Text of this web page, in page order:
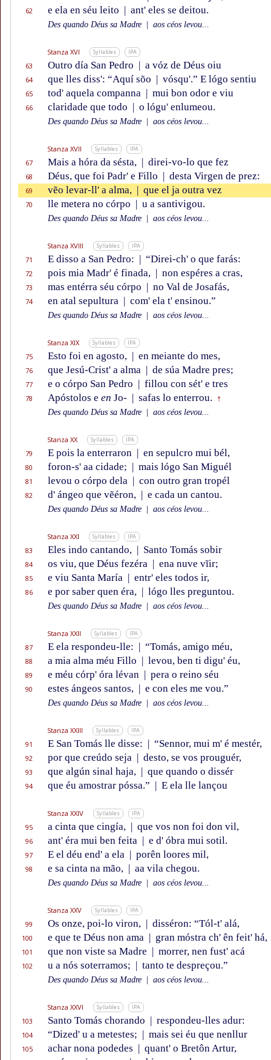
62 e ela en séu leito | ant' eles se deitou.
Des quando Déus sa Madre aos céos levou...
Stanza XVI Syllables IPA
63 Outro día San Pedro | a vóz de Déus oiu
64 que lles diss': “Aquí sõo | vósqu'.” E lógo sentiu
65 tod' aquela companna | mui bon odor e viu
66 claridade que todo | o lógu' enlumeou.
Des quando Déus sa Madre aos céos levou...
Stanza XVII Syllables IPA
67 Mais a hóra da sésta, | direi-vo-lo que fez
68 Déus, que foi Padr' e Fillo | desta Virgen de prez:
69 vẽo levar-ll' a alma, | que el ja outra vez
70 lle metera no córpo | u a santivigou.
Des quando Déus sa Madre aos céos levou...
Stanza XVIII Syllables IPA
71 E disso a San Pedro: | “Direi-ch' o que farás:
72 pois mia Madr' é finada, | non espéres a cras,
73 mas entérra séu córpo | no Val de Josafás,
74 en atal sepultura | com' ela t' ensinou.”
Des quando Déus sa Madre aos céos levou...
Stanza XIX Syllables IPA
75 Esto foi en agosto, | en meiante do mes,
76 que Jesú-Crist' a alma | de súa Madre pres;
77 e o córpo San Pedro | fillou con sét' e tres
78 Apóstolos e en Jo- | safas lo enterrou. †
Des quando Déus sa Madre aos céos levou...
Stanza XX Syllables IPA
79 E pois la enterraron | en sepulcro mui bél,
80 foron-s' aa cidade; | mais lógo San Miguél
81 levou o córpo dela | con outro gran tropél
82 d' ángeo que vẽéron, | e cada un cantou.
Des quando Déus sa Madre aos céos levou...
Stanza XXI Syllables IPA
83 Eles indo cantando, | Santo Tomás sobir
84 os viu, que Déus fezéra | ena nuve vĩir;
85 e viu Santa María | entr' eles todos ir,
86 e por saber quen éra, | lógo lles preguntou.
Des quando Déus sa Madre aos céos levou...
Stanza XXII Syllables IPA
87 E ela respondeu-lle: | “Tomás, amigo méu,
88 a mia alma méu Fillo | levou, ben ti digu' éu,
89 e méu córp' óra lévan | pera o reino séu
90 estes ángeos santos, | e con eles me vou.”
Des quando Déus sa Madre aos céos levou...
Stanza XXIII Syllables IPA
91 E San Tomás lle disse: | “Sennor, mui m' é mestér,
92 por que creúdo seja | desto, se vos prouguér,
93 que algún sinal haja, | que quando o dissér
94 que éu amostrar póssa.” | E ela lle lançou
Stanza XXIV Syllables IPA
95 a cinta que cingía, | que vos non foi don vil,
96 ant' éra mui ben feita | e d' óbra mui sotil.
97 E el déu end' a ela | porên loores mil,
98 e sa cinta na mão, | aa vila chegou.
Des quando Déus sa Madre aos céos levou...
Stanza XXV Syllables IPA
99 Os onze, poi-lo viron, | disséron: “Tól-t' alá,
100 e que te Déus non ama | gran móstra ch' ên feit' há,
101 que non viste sa Madre | morrer, nen fust' acá
102 u a nós soterramos; | tanto te despreçou.”
Des quando Déus sa Madre aos céos levou...
Stanza XXVI Syllables IPA
103 Santo Tomás chorando | respondeu-lles adur:
104 “Dized' u a metestes; | mais sei éu que nenllur
105 achar nona podedes | quant' o Bretôn Artur,